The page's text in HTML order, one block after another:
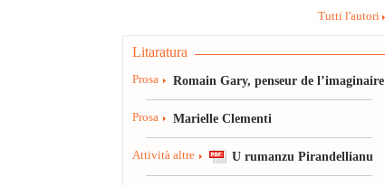
Tutti l'autori
Litaratura
Prosa Romain Gary, penseur de l’imaginaire
Prosa Marielle Clementi
Attività altre U rumanzu Pirandellianu